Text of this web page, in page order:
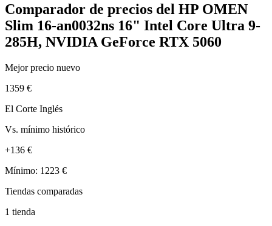
Comparador de precios del HP OMEN
Slim 16-an0032ns 16" Intel Core Ultra 9-
285H, NVIDIA GeForce RTX 5060
Mejor precio nuevo
1359 €
El Corte Inglés
Vs. mínimo histórico
+136 €
Mínimo: 1223 €
Tiendas comparadas
1 tienda